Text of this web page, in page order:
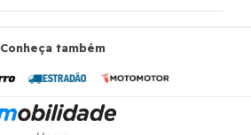
Conheça também